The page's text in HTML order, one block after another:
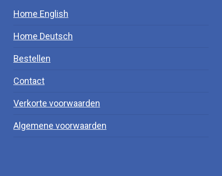
Home English
Home Deutsch
Bestellen
Contact
Verkorte voorwaarden
Algemene voorwaarden